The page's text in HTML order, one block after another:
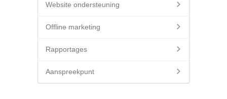
Website ondersteuning
Offline marketing
Rapportages
Aanspreekpunt